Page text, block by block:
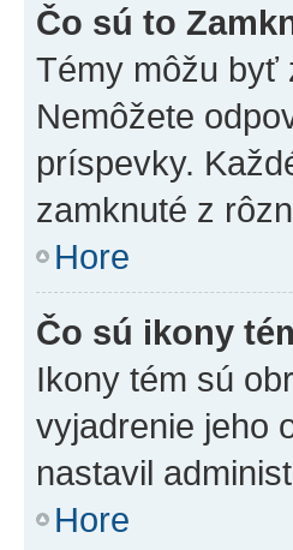
Čo sú to
Témy môžu byť
Nemôžete
príspevky.
zamknuté z
Hore
Čo sú ikony
Ikony tém sú
vyjadrenie jeho
nastavil
Hore